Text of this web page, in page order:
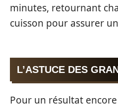
minutes, retournant
cuisson pour assurer
L’ASTUCE DES
Pour un résultat